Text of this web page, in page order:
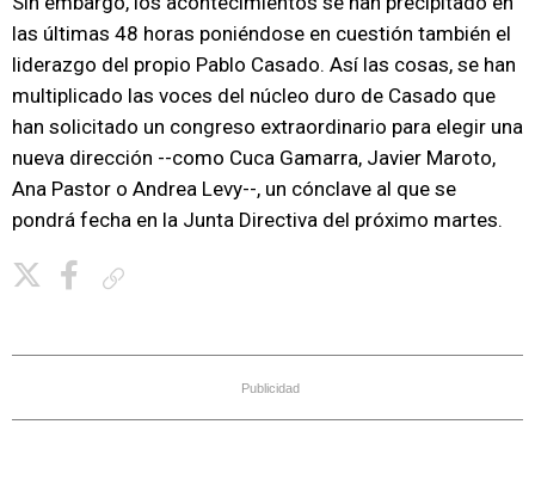
las últimas 48 horas poniéndose en cuestión también el
liderazgo del propio Pablo Casado. Así las cosas, se han
multiplicado las voces del núcleo duro de Casado que
han solicitado un congreso extraordinario para elegir una
nueva dirección --como Cuca Gamarra, Javier Maroto,
Ana Pastor o Andrea Levy--, un cónclave al que se
pondrá fecha en la Junta Directiva del próximo martes.
Publicidad